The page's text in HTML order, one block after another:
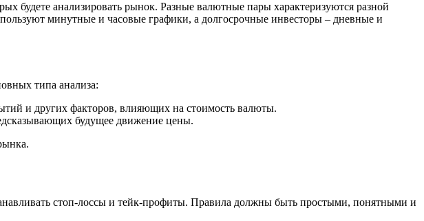
будете анализировать рынок. Разные валютные пары характеризуются разной
минутные и часовые графики, а долгосрочные инвесторы – дневные и
типа анализа:
и других факторов, влияющих на стоимость валюты.
будущее движение цены.
стоп-лоссы и тейк-профиты. Правила должны быть простыми, понятными и